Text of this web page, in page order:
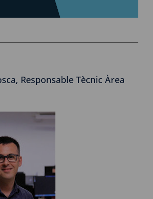
Responsable Tècnic Àrea